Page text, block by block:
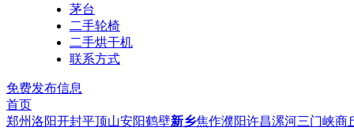
茅台
二手轮椅
二手烘干机
联系方式
免费发布信息
首页
郑州洛阳开封平顶山安阳鹤壁新乡焦作濮阳许昌漯河三门峡商